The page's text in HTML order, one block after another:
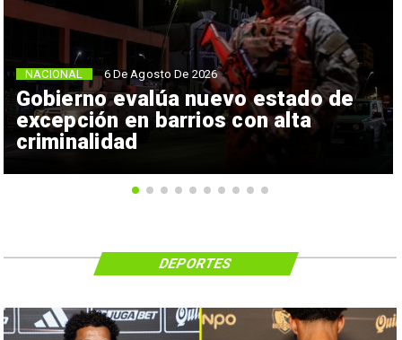
Gobierno evalúa nuevo estado de
excepción en barrios con alta
criminalidad
NACIONAL 6 De Agosto De 2026
DEPORTES